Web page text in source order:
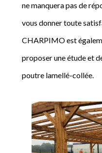
ne manquera pas de
vous donner toute
CHARPIMO est
proposer une étude et
poutre lamellé-collée.